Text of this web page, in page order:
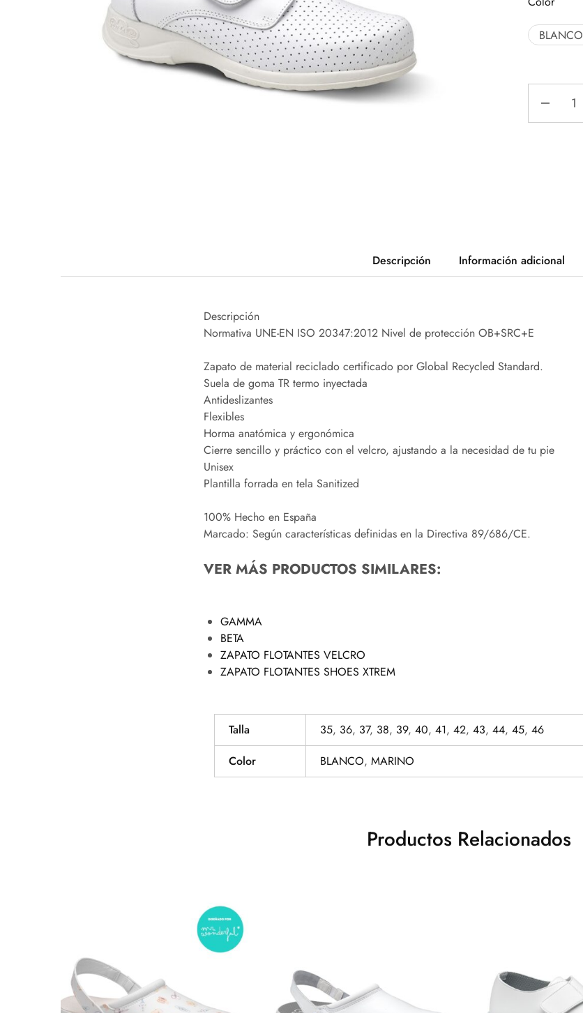
BLANCO
Descripción Información adicional
Descripción
Normativa UNE-EN ISO 20347:2012 Nivel de protección OB+SRC+E
Zapato de material reciclado certificado por Global Recycled Standard.
Suela de goma TR termo inyectada
Antideslizantes
Flexibles
Horma anatómica y ergonómica
Cierre sencillo y práctico con el velcro, ajustando a la necesidad de tu pie
Unisex
Plantilla forrada en tela Sanitized
100% Hecho en España
Marcado: Según características definidas en la Directiva 89/686/CE.
VER MÁS PRODUCTOS SIMILARES:
GAMMA
BETA
ZAPATO FLOTANTES VELCRO
ZAPATO FLOTANTES SHOES XTREM
Talla 35, 36, 37, 38, 39, 40, 41, 42, 43, 44, 45, 46
Color
BLANCO, MARINO
Productos Relacionados